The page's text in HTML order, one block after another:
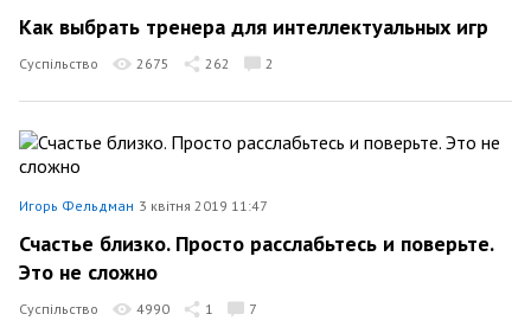
Как выбрать тренера для интеллектуальных игр
Суспільство 2675 262 2
Игорь Фельдман 3 квітня 2019 11:47
Счастье близко. Просто расслабьтесь и поверьте.
Это не сложно
Суспільство 4990 1 7